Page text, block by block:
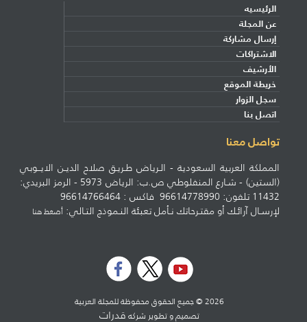
الرئيسيه
عن المجلة
إرسال مشاركة
الاشتراكات
الأرشيف
خريطة الموقع
سجل الزوار
اتصل بنا
تواصل معنا
المملكة العربية السعودية - الـرياض طـريـق صلاح الديـن الايــوبي
(الستين) - شـارع المنفلوطي ص.ب: الرياض 5973 - الرمز البريدي:
11432 تلفون: 96614778990 فاكس : 96614766464
لإرسـال آرائـك أو مقتـرحاتك نـأمل تعبئة النـموذج التـالي:أضغط هنا
2026 © جميع الحقوق محفوظة للمجلة العربية
تصميم و تطوير شركهقدرات